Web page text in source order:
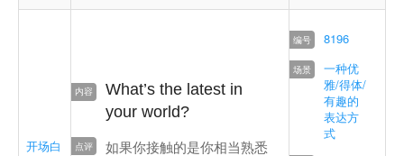
开场白
What’s the latest in
your world?
如果你接触的是你相当熟悉
8196
一种优
雅/得体/
有趣的
表达方
式